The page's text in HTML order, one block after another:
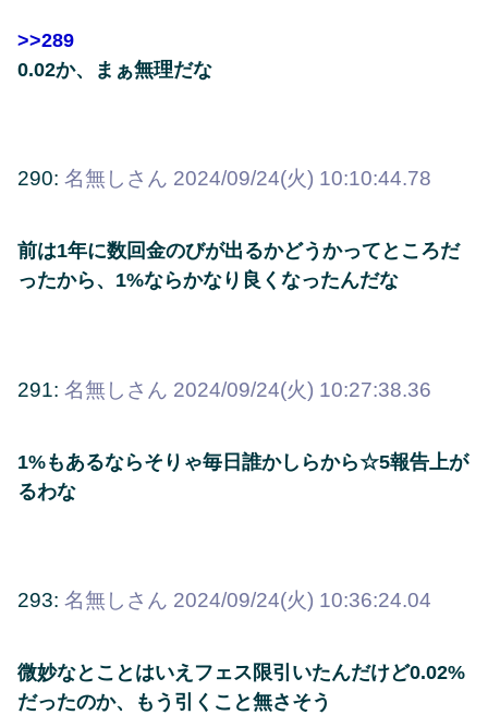
>>289
0.02か、まぁ無理だな
290: 名無しさん 2024/09/24(火) 10:10:44.78
前は1年に数回金のびが出るかどうかってところだ
ったから、1%ならかなり良くなったんだな
291: 名無しさん 2024/09/24(火) 10:27:38.36
1%もあるならそりゃ毎日誰かしらから☆5報告上が
るわな
293: 名無しさん 2024/09/24(火) 10:36:24.04
微妙なとことはいえフェス限引いたんだけど0.02%
だったのか、もう引くこと無さそう